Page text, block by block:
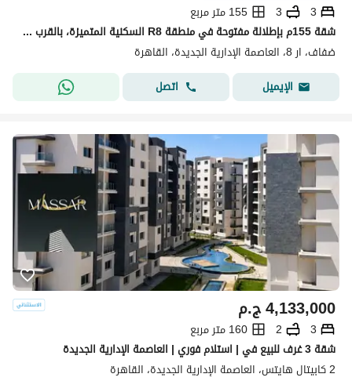
3
3
155 متر مربع
شقة 155م بإطلالة مفتوحة في منطقة R8 السكنية المتميزة، بالقرب من المحور المركزي وحي السفارات، وتقسيط حتى 12 سنة.
ضفاف، ار 8، العاصمة الإدارية الجديدة، القاهرة
الإيميل
اتصل
ج.م4,133,000
3
2
160 متر مربع
شقة 3 غرف للبيع في | استلام فوري | العاصمة الإدارية الجديدة
2 كابيتال هايتس، العاصمة الإدارية الجديدة، القاهرة